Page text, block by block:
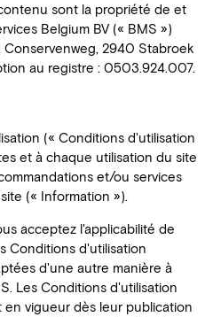
sont la propriété de et
Belgium BV (« BMS »)
Conservenweg, 2940 Stabroek
au registre : 0503.924.007.
(« Conditions d'utilisation
et à chaque utilisation du site
et/ou services
(« Information »).
acceptez l'applicabilité de
Conditions d'utilisation
d'une autre manière à
Les Conditions d'utilisation
vigueur dès leur publication